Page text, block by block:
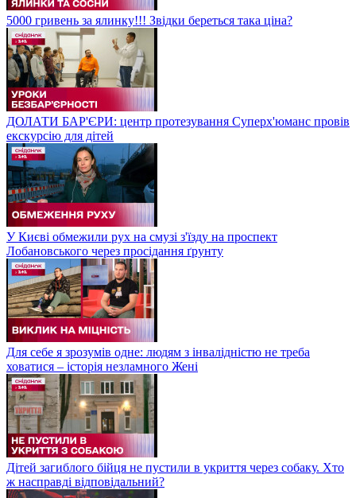
5000 гривень за ялинку!!! Звідки береться така ціна?
ДОЛАТИ БАР'ЄРИ: центр протезування Суперх'юманс провів
екскурсію для дітей
У Києві обмежили рух на смузі з'їзду на проспект
Лобановського через просідання ґрунту
Для себе я зрозумів одне: людям з інвалідністю не треба
ховатися – історія незламного Жені
Дітей загиблого бійця не пустили в укриття через собаку. Хто
ж насправді відповідальний?